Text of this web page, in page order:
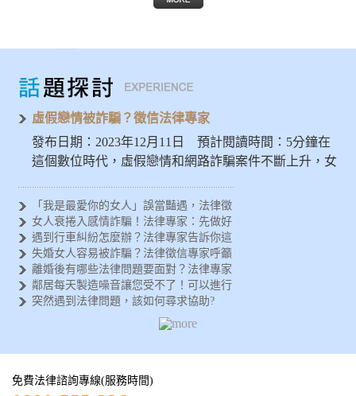
如何進行筆跡鑑定？法律專家告訴您執行
虛假戀情被詐騙？徵信法律專家
發布日期：2023年12月11日 預計閱讀時間：5分鐘在
這個數位時代，虛假戀情和網路詐騙案件不斷上升，女
「我是最愛你的女人」誤當豔遇，法律徵
女人衰捲入感情詐騙！法律專家：先做好
遇到行車糾紛怎麼辦？法律專家告訴你這
失婚女人容易被詐騙？法律徵信專家呼籲
離婚後有哪些法律問題要面對？法律專家
鄰居每天製造噪音讓您受不了！可以進行
突然遇到法律問題，該如何尋求協助?
需要專業的法律諮詢，何處可以尋求協助
侵害配偶權可以告幾次？法律專家分析給
如何簽訂協議書？專業法律諮詢，保障您
免費法律諮詢專線(服務時間)